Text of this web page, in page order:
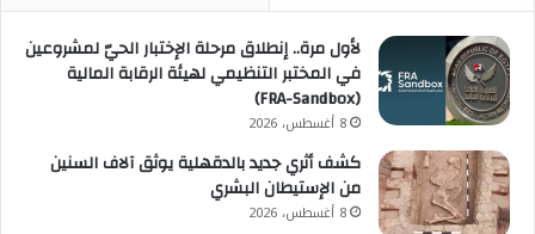
لأول مرة.. إنطلاق مرحلة الإختبار الحيّ لمشروعين
في المختبر التنظيمي لهيئة الرقابة المالية
(FRA-Sandbox)
8 أغسطس، 2026
كشف أثري جديد بالدقهلية يوثق آلاف السنين
من الإستيطان البشري
8 أغسطس، 2026